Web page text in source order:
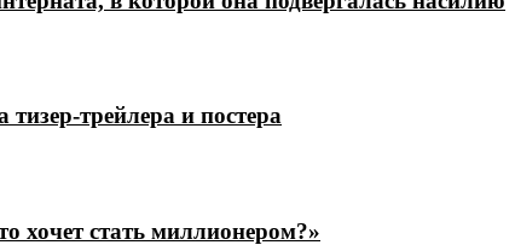
трейлера и постера
хочет стать миллионером?»